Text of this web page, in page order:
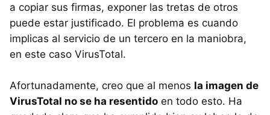
a copiar sus firmas, exponer las tretas de otros
puede estar justificado. El problema es cuando
implicas al servicio de un tercero en la maniobra,
en este caso VirusTotal.
Afortunadamente, creo que al menos la imagen de
VirusTotal no se ha resentido en todo esto. Ha